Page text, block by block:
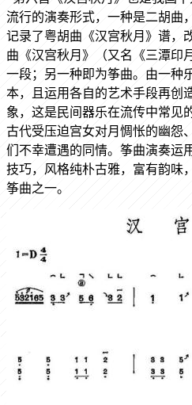
流行的演奏形式，一种是二胡曲
记录了粤胡曲《汉宫秋月》谱，
曲《汉宫秋月》（又名《三潭印
一段；另一种即为筝曲。由一种
本，且运用各自的艺术手段再创
象，这是民间器乐在流传中常见
古代受压迫宫女对月惆怅的幽怨
们不幸遭遇的同情。筝曲演奏运
技巧，风格纯朴古雅，富有韵味
筝曲之一。